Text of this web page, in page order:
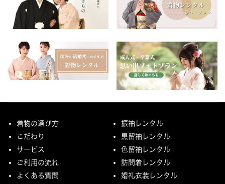
着物の選び方
こだわり
サービス
ご利用の流れ
よくある質問
振袖レンタル
黒留袖レンタル
色留袖レンタル
訪問着レンタル
婚礼衣装レンタル